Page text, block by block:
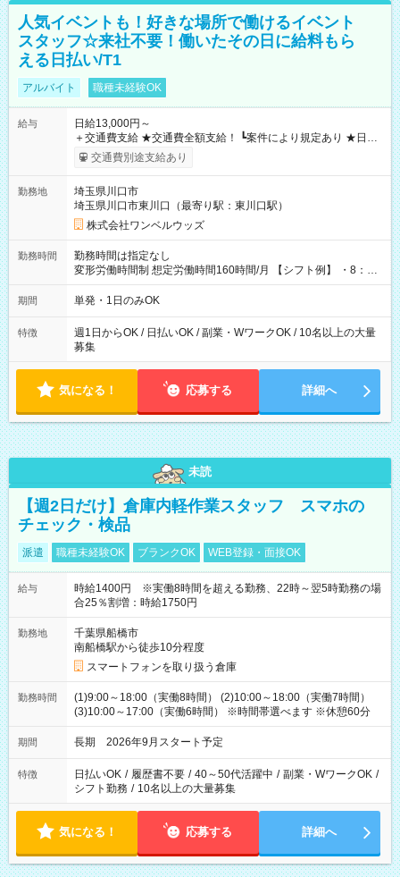
人気イベントも！好きな場所で働けるイベント
スタッフ☆来社不要！働いたその日に給料もら
える日払い/T1
アルバイト 職種未経験OK
給与
日給13,000円～
＋交通費支給 ★交通費全額支給！ ┗案件により規定あり ★日払
いOK！（規定あり） ┗働いたその日に現金GET♪ お仕事後はコ
ンビニATMから 日払い分を引き落とせます！ 【試用期間】試
交通費別途支給あり
勤務地
埼玉県川口市
埼玉県川口市東川口（最寄り駅：東川口駅）
株式会社ワンベルウッズ
勤務時間
勤務時間は指定なし
変形労働時間制 想定労働時間160時間/月 【シフト例】 ・8：00
～21：00
期間 単発・1日のみOK
特徴
週1日からOK / 日払いOK / 副業・WワークOK / 10名以上の大量
募集
気になる！ 応募する 詳細へ
未読
【週2日だけ】倉庫内軽作業スタッフ スマホの
チェック・検品
派遣 職種未経験OK ブランクOK WEB登録・面接OK
給与
時給1400円 ※実働8時間を超える勤務、22時～翌5時勤務の場
合25％割増：時給1750円
勤務地
千葉県船橋市
南船橋駅から徒歩10分程度
スマートフォンを取り扱う倉庫
勤務時間
(1)9:00～18:00（実働8時間） (2)10:00～18:00（実働7時間）
(3)10:00～17:00（実働6時間） ※時間帯選べます ※休憩60分
期間 長期 2026年9月スタート予定
特徴 日払いOK / 履歴書不要 / 40～50代活躍中 / 副業・WワークOK /
シフト勤務 / 10名以上の大量募集
気になる！ 応募する 詳細へ